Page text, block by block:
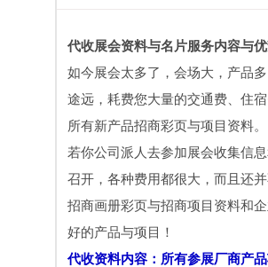
代收展会资料与名片服务内容与
如今展会太多了，会场大，产品
途远，耗费您大量的交通费、住
所有新产品招商彩页与项目资料。
若你公司派人去参加展会收集信
召开，各种费用都很大，而且还
招商画册彩页与招商项目资料和
好的产品与项目！
代收资料内容：所有参展厂商产